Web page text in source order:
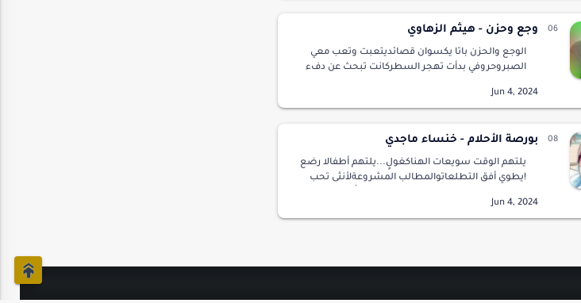
وجع وحزن - هيثم الزهاوي
الوجع والحزن باتا يكسوان قصائديتعبت وتعب معي
الصبروحروفي بدأت تهجر السطركانت تبحث عن دفء
والجوع والقهربعد أن قررت الرحيلهموم وأحزان بدأت …
بورصة الأحلام - خنساء ماجدي
يلتهم الوقت سويعات الهناكغولٍ...يلتهم أطفالا رضع
!يطوي أفق التطلعاتوالمطالب المشروعةلأنثى تحب
اللؤلؤ من ماخوريكاولا حقيبة يد ل…